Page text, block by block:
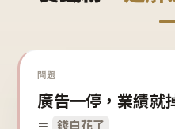
問題
廣告一停，業績就
＝ 錢白花了